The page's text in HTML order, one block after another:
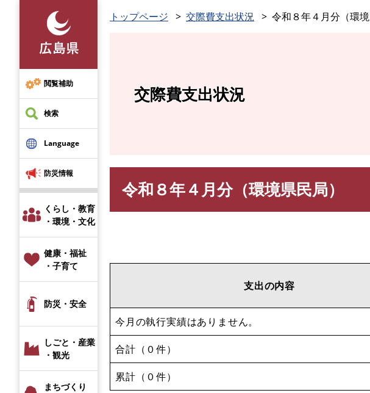
先
頭
で
す
閲覧補助
検索
Language
防災情報
くらし・教育
・環境・文化
健康・福祉
・子育て
防災・安全
しごと・産業
・観光
まちづくり
トップページ 交際費支出状況 令和８年４月分（環境
交際費支出状況
令和８年４月分（環境県民局）
支出の内容
今月の執行実績はありません。
合計（０件）
累計（０件）